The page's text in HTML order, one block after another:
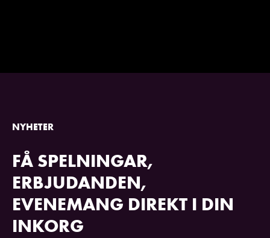
NYHETER
FÅ SPELNINGAR,
ERBJUDANDEN,
EVENEMANG DIREKT I DIN
INKORG